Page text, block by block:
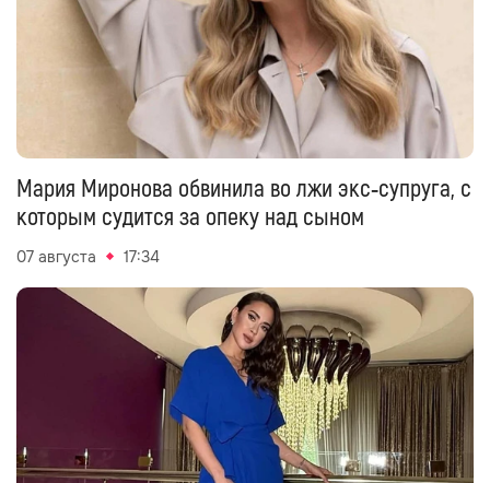
Мария Миронова обвинила во лжи экс‑супруга, с
которым судится за опеку над сыном
07 августа 17:34